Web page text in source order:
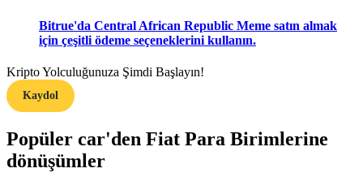
Nasıl kârlı kalabileceğinizi öğrenin
Bitrue'da Central African Republic Meme satın almak
için çeşitli ödeme seçeneklerini kullanın.
Kripto Yolculuğunuza Şimdi Başlayın!
Kaydol
Popüler car'den Fiat Para Birimlerine
dönüşümler